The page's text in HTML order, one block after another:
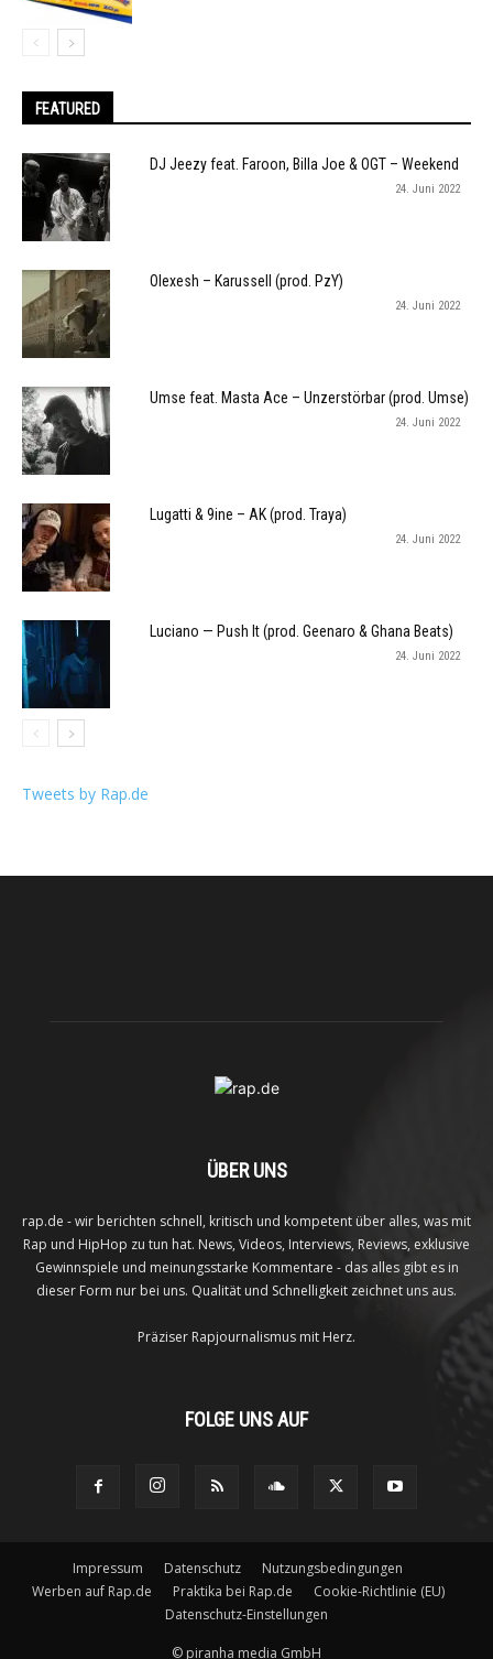
FEATURED
DJ Jeezy feat. Faroon, Billa Joe & OGT – Weekend
24. Juni 2022
Olexesh – Karussell (prod. PzY)
24. Juni 2022
Umse feat. Masta Ace – Unzerstörbar (prod. Umse)
24. Juni 2022
Lugatti & 9ine – AK (prod. Traya)
24. Juni 2022
Luciano — Push It (prod. Geenaro & Ghana Beats)
24. Juni 2022
Tweets by Rap.de
ÜBER UNS
rap.de - wir berichten schnell, kritisch und kompetent über alles, was mit
Rap und HipHop zu tun hat. News, Videos, Interviews, Reviews, exklusive
Gewinnspiele und meinungsstarke Kommentare - das alles gibt es in
dieser Form nur bei uns. Qualität und Schnelligkeit zeichnet uns aus.
Präziser Rapjournalismus mit Herz.
FOLGE UNS AUF
Impressum Datenschutz
Nutzungsbedingungen
Werben auf Rap.de
Praktika bei Rap.de
Cookie-Richtlinie (EU)
Datenschutz-Einstellungen
© piranha media GmbH